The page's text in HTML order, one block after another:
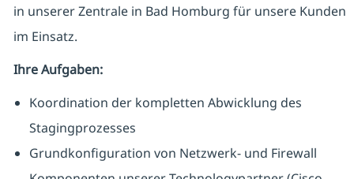
in unserer Zentrale in Bad Homburg für unsere Kunden
im Einsatz.
Ihre Aufgaben:
Koordination der kompletten Abwicklung des
Stagingprozesses
Grundkonfiguration von Netzwerk- und Firewall